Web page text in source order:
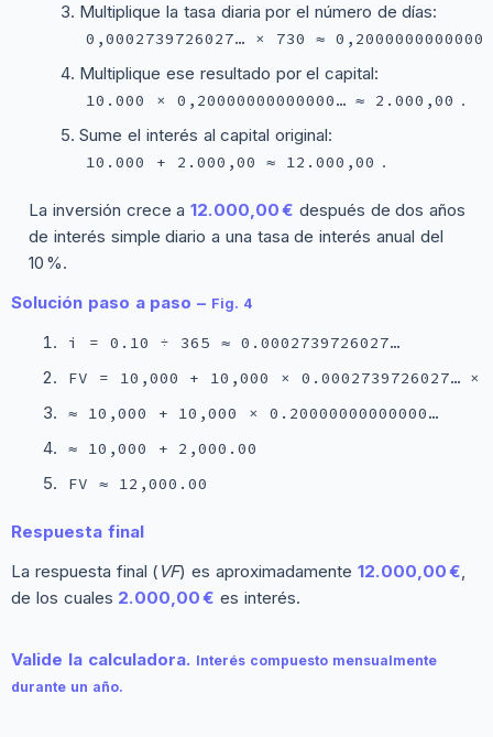
Multiplique la tasa diaria por el número de días:
0,0002739726027… × 730 ≈
Multiplique ese resultado por el capital:
10.000 × 0,20000000000000… ≈ 2.000,00 .
Sume el interés al capital original:
10.000 + 2.000,00 ≈ 12.000,00 .
La inversión crece a12.000,00 € después de dos años
de interés simple diario a una tasa de interés anual del
10 %.
Solución paso a paso – Fig. 4
i = 0.10 ÷ 365 ≈ 0.0002739726027…
FV = 10,000 + 10,000 × 0.0002739726027… ×
≈ 10,000 + 10,000 × 0.20000000000000…
≈ 10,000 + 2,000.00
FV ≈ 12,000.00
Respuesta final
La respuesta final ( VF) es aproximadamente 12.000,00 €,
de los cuales 2.000,00 € es interés.
Valide la calculadora. Interés compuesto mensualmente
durante un año.